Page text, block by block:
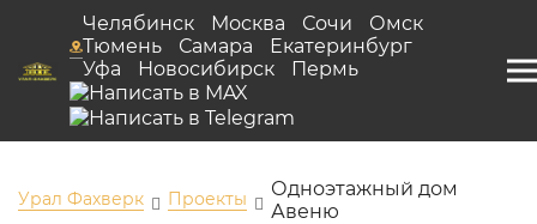
Челябинск Москва Сочи
Омск
Тюмень
Самара
Екатеринбург
Уфа
Новосибирск Пермь
Урал Фахверк Проекты
Одноэтажный дом
Авеню